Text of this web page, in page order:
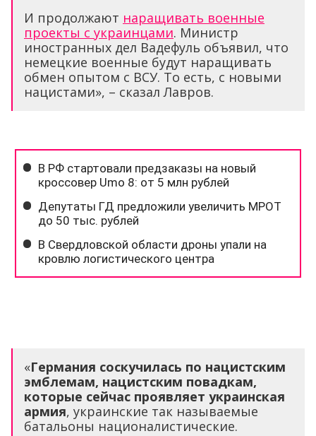
И продолжают наращивать военные
проекты с украинцами. Министр
иностранных дел Вадефуль объявил, что
немецкие военные будут наращивать
обмен опытом с ВСУ. То есть, с новыми
нацистами», – сказал Лавров.
«Германия соскучилась по нацистским
эмблемам, нацистским повадкам,
которые сейчас проявляет украинская
армия, украинские так называемые
батальоны националистические.